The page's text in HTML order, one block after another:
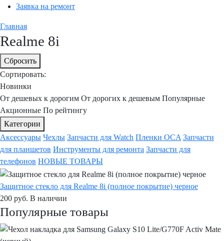
Заявка на ремонт
Главная
Realme 8i
Сбросить
Сортировать:
Новинки
От дешевых к дорогим От дорогих к дешевым Популярные
Акционные По рейтингу
Категории
Аксессуары Чехлы Запчасти для Watch Пленки OCA Запчасти
для планшетов Инструменты для ремонта Запчасти для
телефонов НОВЫЕ ТОВАРЫ
Защитное стекло для Realme 8i (полное покрытие) черное
200 руб. В наличии
Популярные товары